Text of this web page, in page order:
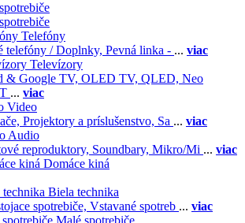
Telefóny
telefóny / Doplnky, Pevná linka - ... viac
Televízory
& Google TV, OLED TV, QLED, Neo
... viac
Video
Projektory a príslušenstvo, Sa ... viac
Audio
reproduktory, Soundbary, Mikro/Mi ... viac
Domáce kiná
Biela technika
spotrebiče, Vstavané spotreb ... viac
Malé spotrebiče